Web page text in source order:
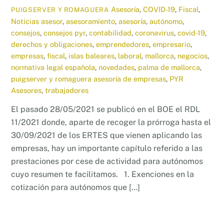
PUIGSERVER Y ROMAGUERA Asesoría, COVID-19, Fiscal,
Noticias asesor,asesoramiento,asesoría,autónomo,
consejos,consejos pyr,contabilidad,coronavirus,covid-19,
derechos y obligaciones,emprendedores,empresario,
empresas,fiscal, islas baleares, laboral, mallorca, negocios,
normativa legal española, novedades, palma de mallorca,
puigserver y romaguera asesoría de empresas, PYR
Asesores,trabajadores
El pasado 28/05/2021 se publicó en el BOE el RDL
11/2021 donde, aparte de recoger la prórroga hasta el
30/09/2021 de los ERTES que vienen aplicando las
empresas, hay un importante capítulo referido a las
prestaciones por cese de actividad para autónomos
cuyo resumen te facilitamos. 1. Exenciones en la
cotización para autónomos que […]